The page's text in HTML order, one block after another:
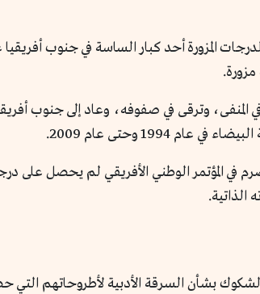
المزورة أحد كبار الساسة في جنوب
المنفى، وترقى في صفوفه، وعاد إلى جنوب
وحتى عام 2009.
في المؤتمر الوطني الأفريقي لم يحصل
الذاتية.
بشأن السرقة الأدبية لأطروحاتهم التي